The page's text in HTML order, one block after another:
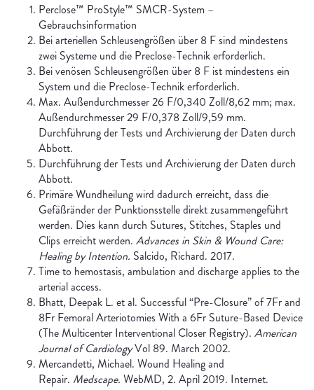
Perclose™ ProStyle™ SMCR-System –
Gebrauchsinformation
Bei arteriellen Schleusengrößen über 8 F sind mindestens
zwei Systeme und die Preclose-Technik erforderlich.
Bei venösen Schleusengrößen über 8 F ist mindestens ein
System und die Preclose-Technik erforderlich.
Max. Außendurchmesser 26 F/0,340 Zoll/8,62 mm; max.
Außendurchmesser 29 F/0,378 Zoll/9,59 mm.
Durchführung der Tests und Archivierung der Daten durch
Abbott.
Durchführung der Tests und Archivierung der Daten durch
Abbott.
Primäre Wundheilung wird dadurch erreicht, dass die
Gefäßränder der Punktionsstelle direkt zusammengeführt
werden. Dies kann durch Sutures, Stitches, Staples und
Clips erreicht werden. Advances in Skin & Wound Care:
Healing by Intention. Salcido, Richard. 2017.
Time to hemostasis, ambulation and discharge applies to the
arterial access.
Bhatt, Deepak L. et al. Successful “Pre-Closure” of 7Fr and
8Fr Femoral Arteriotomies With a 6Fr Suture-Based Device
(The Multicenter Interventional Closer Registry). American
Journal of CardiologyVol 89. March 2002.
Mercandetti, Michael. Wound Healing and
Repair. Medscape. WebMD, 2. April 2019. Internet.